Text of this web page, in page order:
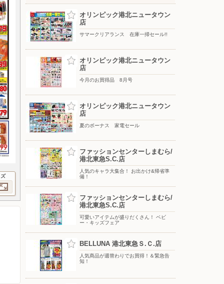
オリンピック港北ニュータウン
店
サマークリアランス 在庫一掃セール!!
オリンピック港北ニュータウン
店
今月のお買得品 8月号
オリンピック港北ニュータウン
店
夏のボーナス 家電セール
ファッションセンターしまむら/
港北東急S.C.店
人気のキャラ大集合！ お出かけ&帰省準
備！
ファッションセンターしまむら/
港北東急S.C.店
可愛いアイテムが盛りだくさん！ ベビ
ー・キッズフェア
BELLUNA 港北東急Ｓ.Ｃ.店
人気商品が週替わりでお買得！＆緊急告
知！